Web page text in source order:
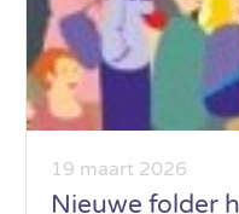
19 maart 2026
Nieuwe folder